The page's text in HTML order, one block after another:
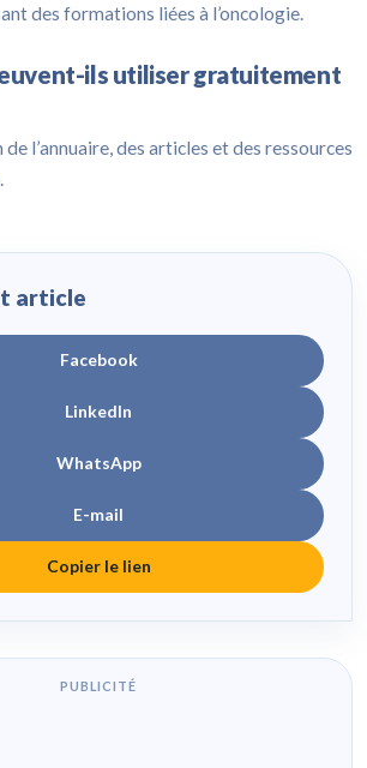
des formations liées à l’oncologie.
ils utiliser gratuitement
l’annuaire, des articles et des ressources
article
Facebook
LinkedIn
WhatsApp
E-mail
Copier le lien
PUBLICITÉ